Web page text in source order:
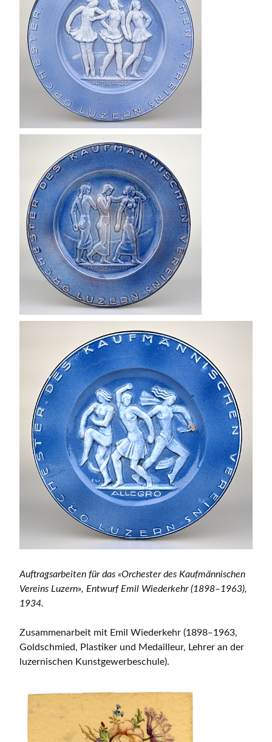
Auftragsarbeiten für das «Orchester des Kaufmännischen
Vereins Luzern», Entwurf Emil Wiederkehr (1898–1963),
1934.
Zusammenarbeit mit Emil Wiederkehr (1898‒1963,
Goldschmied, Plastiker und Medailleur, Lehrer an der
luzernischen Kunstgewerbeschule).